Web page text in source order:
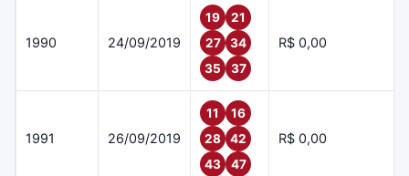
1990 24/09/2019
19
21
27
34
35
37
R$ 0,00
1991 26/09/2019
11
16
28
42
43
47
R$ 0,00